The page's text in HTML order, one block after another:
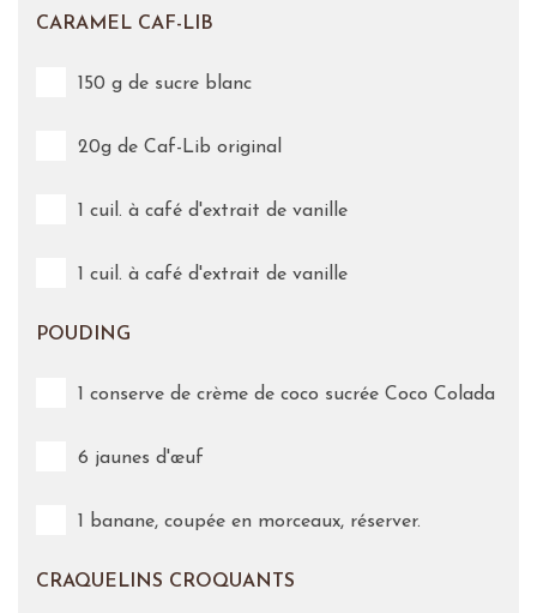
CARAMEL CAF-LIB
150 g de sucre blanc
20g de Caf-Lib original
1 cuil. à café d'extrait de vanille
1 cuil. à café d'extrait de vanille
POUDING
1 conserve de crème de coco sucrée Coco Colada
6 jaunes d'œuf
1 banane, coupée en morceaux, réserver.
CRAQUELINS CROQUANTS